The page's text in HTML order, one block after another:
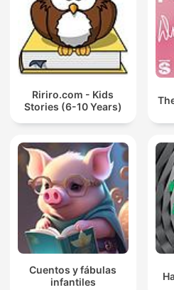
Ririro.com - Kids
Stories (6-10 Years)
Cuentos y fábulas
infantiles